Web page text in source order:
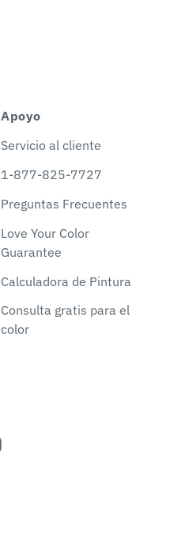
Apoyo
Servicio al cliente
1-877-825-7727
Preguntas Frecuentes
Love Your Color
Guarantee
Calculadora de Pintura
Consulta gratis para el
color